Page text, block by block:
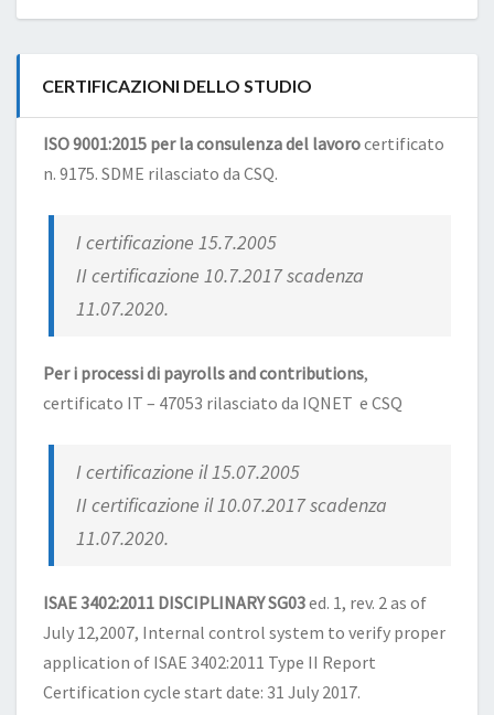
CERTIFICAZIONI DELLO STUDIO
ISO 9001:2015 per la consulenza del lavorocertificato
n. 9175. SDME rilasciato da CSQ.
I certificazione 15.7.2005
II certificazione 10.7.2017 scadenza
11.07.2020.
Per i processi di payrolls and contributions,
certificato IT – 47053 rilasciato da IQNET e CSQ
I certificazione il 15.07.2005
II certificazione il 10.07.2017 scadenza
11.07.2020.
ISAE 3402:2011 DISCIPLINARY SG03ed. 1, rev. 2 as of
July 12,2007, Internal control system to verify proper
application of ISAE 3402:2011 Type II Report
Certification cycle start date: 31 July 2017.